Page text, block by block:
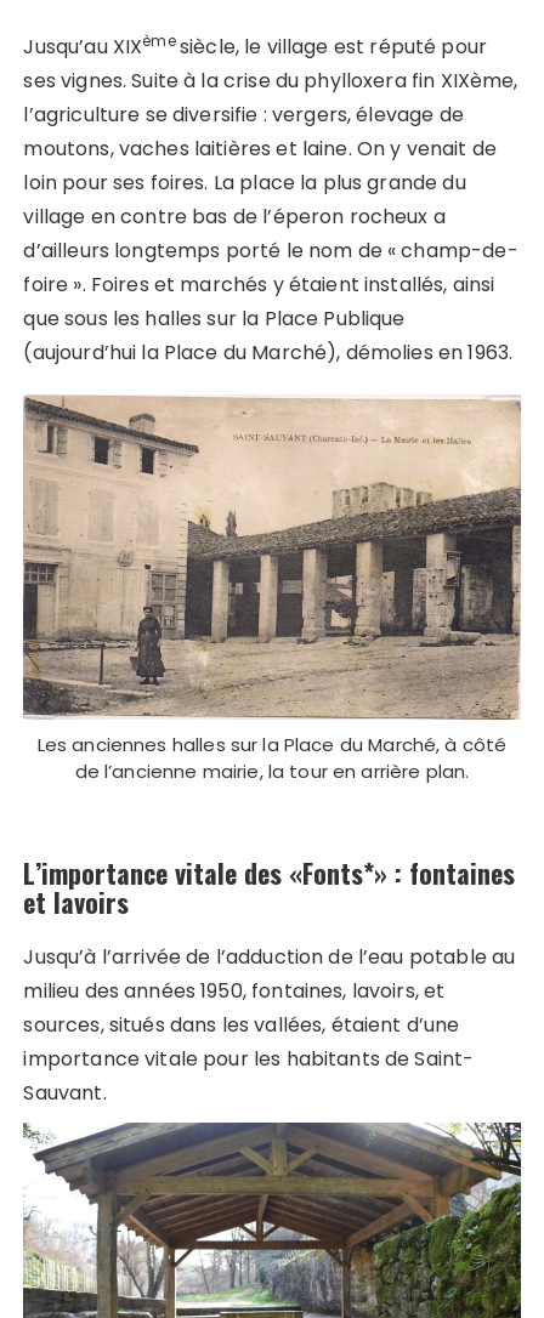
Jusqu’au XIXèmesiècle, le village est réputé pour
ses vignes. Suite à la crise du phylloxera fin XIXème,
l’agriculture se diversifie : vergers, élevage de
moutons, vaches laitières et laine. On y venait de
loin pour ses foires. La place la plus grande du
village en contre bas de l’éperon rocheux a
d’ailleurs longtemps porté le nom de « champ-de-
foire ». Foires et marchés y étaient installés, ainsi
que sous les halles sur la Place Publique
(aujourd’hui la Place du Marché), démolies en 1963.
Les anciennes halles sur la Place du Marché, à côté
de l’ancienne mairie, la tour en arrière plan.
L’importance vitale des «Fonts*» : fontaines
et lavoirs
Jusqu’à l’arrivée de l’adduction de l’eau potable au
milieu des années 1950, fontaines, lavoirs, et
sources, situés dans les vallées, étaient d’une
importance vitale pour les habitants de Saint-
Sauvant.